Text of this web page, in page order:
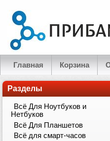
Главная Корзина
Разделы
Всё Для Ноутбуков и
Нетбуков
Всё Для Планшетов
Всё для смарт-часов